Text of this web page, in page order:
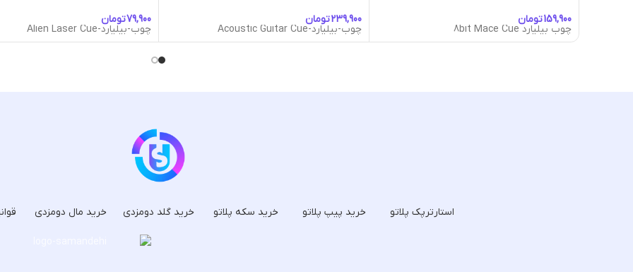
تومان
چوب بیلیارد 8bit Mace Cue
تومان
چوب-بیلیارد-Acoustic Guitar Cue
تومان
چوب-بیلیارد-Alien Laser Cue
استارترپک پلاتو خرید پیپ پلاتو خرید سکه پلاتو خرید گلد دومزدی خرید مال دومزدی